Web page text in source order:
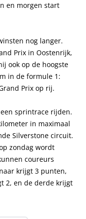
en morgen start
nog langer.
Prix in Oostenrijk,
ook op de hoogste
in de formule 1:
Prix op rij.
sprintrace rijden.
in maximaal
Silverstone circuit.
zondag wordt
coureurs
krijgt 3 punten,
2, en de derde krijgt